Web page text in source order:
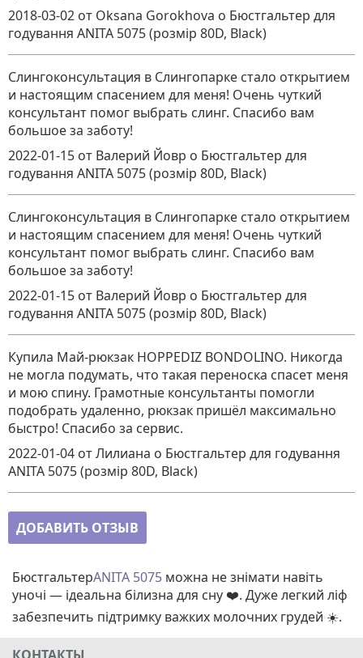
2018-03-02 от Oksana Gorokhova о Бюстгальтер для
годування ANITA 5075 (розмір 80D, Black)
Слингоконсультация в Слингопарке стало открытием
и настоящим спасением для меня! Очень чуткий
консультант помог выбрать слинг. Спасибо вам
большое за заботу!
2022-01-15 от Валерий Йовр о Бюстгальтер для
годування ANITA 5075 (розмір 80D, Black)
Слингоконсультация в Слингопарке стало открытием
и настоящим спасением для меня! Очень чуткий
консультант помог выбрать слинг. Спасибо вам
большое за заботу!
2022-01-15 от Валерий Йовр о Бюстгальтер для
годування ANITA 5075 (розмір 80D, Black)
Купила Май-рюкзак HOPPEDIZ BONDOLINO. Никогда
не могла подумать, что такая переноска спасет меня
и мою спину. Грамотные консультанты помогли
подобрать удаленно, рюкзак пришёл максимально
быстро! Спасибо за сервис.
2022-01-04 от Лилиана о Бюстгальтер для годування
ANITA 5075 (розмір 80D, Black)
ДОБАВИТЬ ОТЗЫВ
БюстгальтерANITA 5075 можна не знімати навіть
уночі — ідеальна білизна для сну ❤️. Дуже легкий ліф
забезпечить підтримку важких молочних грудей ☀️.